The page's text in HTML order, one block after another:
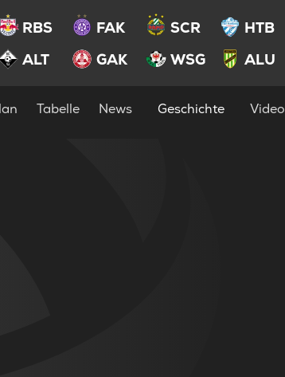
RBS FAK SCR
HTB
ALT GAK WSG ALU
Tabelle News Geschichte Video